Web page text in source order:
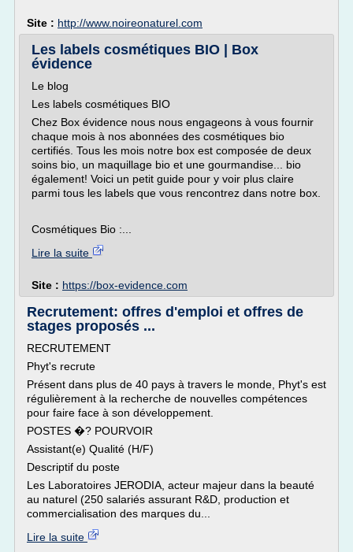
Site : http://www.noireonaturel.com
Les labels cosmétiques BIO | Box
évidence
Le blog
Les labels cosmétiques BIO
Chez Box évidence nous nous engageons à vous fournir
chaque mois à nos abonnées des cosmétiques bio
certifiés. Tous les mois notre box est composée de deux
soins bio, un maquillage bio et une gourmandise... bio
également! Voici un petit guide pour y voir plus claire
parmi tous les labels que vous rencontrez dans notre box.
Cosmétiques Bio :...
Lire la suite
Site : https://box-evidence.com
Recrutement: offres d'emploi et offres de
stages proposés ...
RECRUTEMENT
Phyt's recrute
Présent dans plus de 40 pays à travers le monde, Phyt's est
régulièrement à la recherche de nouvelles compétences
pour faire face à son développement.
POSTES �? POURVOIR
Assistant(e) Qualité (H/F)
Descriptif du poste
Les Laboratoires JERODIA, acteur majeur dans la beauté
au naturel (250 salariés assurant R&D, production et
commercialisation des marques du...
Lire la suite